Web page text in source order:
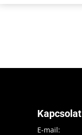
Kapcsolat
E-mail: